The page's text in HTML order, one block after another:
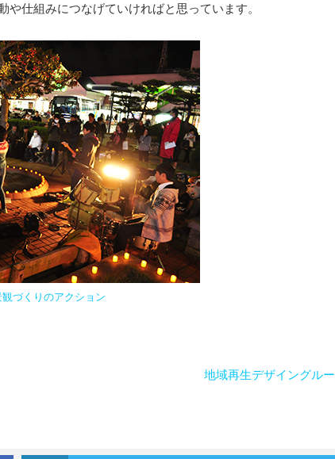
仕組みにつなげていければと思っています。
づくりのアクション
地域再生デザイングル